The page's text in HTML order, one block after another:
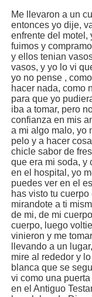
Me llevaron a un
entonces yo dije,
enfrente del motel,
fuimos y
y ellos tenian
vasos, y yo lo vi
yo no pense ,
hacer nada, como
para que yo
iba a tomar, pero
confianza en mis
a mi algo malo, yo
pelo y a hacer
chicle sabor de
que era mi soda, y
en el hospital, yo
puedes ver en el
has visto tu
mirandote a ti
de mi, de mi
cuerpo, luego
vinieron y me
llevando a un
mire al rededor y
blanca que se
vi como una
en el Antiguo